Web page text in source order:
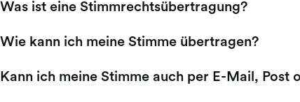
Was ist eine Stimmrechtsübertragung?
Wie kann ich meine Stimme übertragen?
Kann ich meine Stimme auch per E-Mail, Post